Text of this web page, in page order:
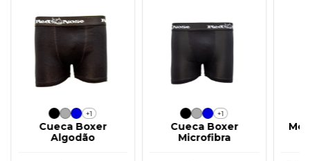
+1
Cueca Boxer
Algodão
+1
Cueca Boxer
Microfibra